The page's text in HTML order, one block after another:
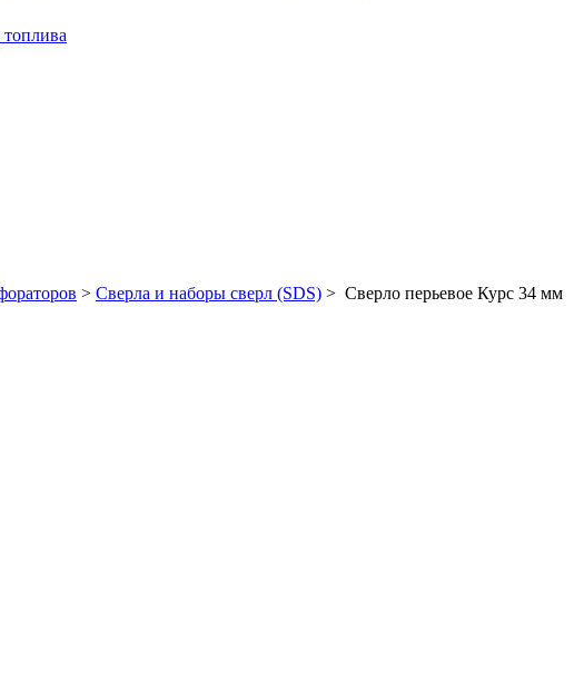
> Сверла и наборы сверл (SDS) > Сверло перьевое Курс 34 мм